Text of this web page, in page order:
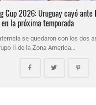
Cup 2026: Uruguay cayó ante
la próxima temporada
se quedaron con los dos
II de la Zona America…